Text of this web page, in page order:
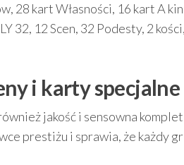
28 kart Własności, 16 kart A
32, 12 Scen, 32 Podesty, 2
i karty specjalne
jakość i sensowna
prestiżu i sprawia, że każdy